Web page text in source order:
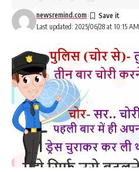
Last updated: 2025/06/28 at 10:15 AM
newsremind.com